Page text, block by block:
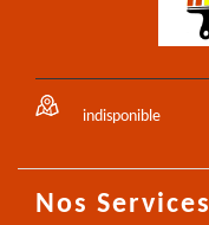
indisponible
Nos Services